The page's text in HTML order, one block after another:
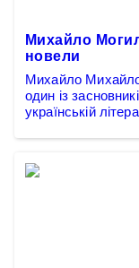
Михайло
новели
Михайло
один із
українській